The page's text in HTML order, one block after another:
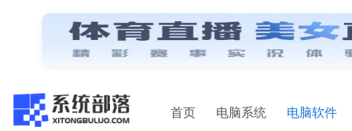
首页 电脑系统 电脑软件